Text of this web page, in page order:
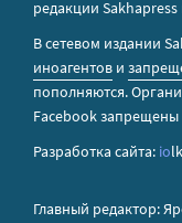
редакции
В сетевом издании
иноагентов и
пополняются.
Facebook запрещены
Разработка сайта: io
Главный редактор: